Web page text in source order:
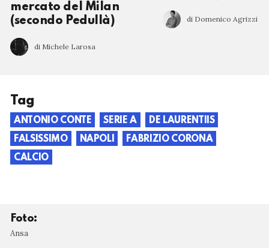
mercato del Milan
(secondo Pedullà)
di Michele Larosa
di Domenico Agrizzi
Tag
ANTONIO CONTE SERIE A
DE LAURENTIIS
FALSISSIMO
NAPOLI
FABRIZIO CORONA
CALCIO
Foto:
Ansa